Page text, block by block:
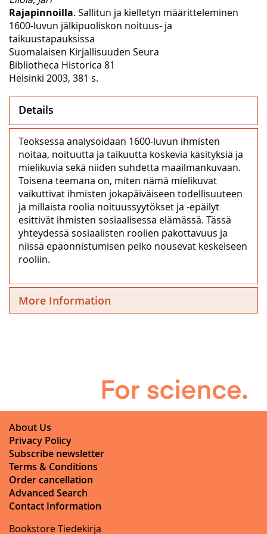
Rajapinnoilla. Sallitun ja kielletyn määritteleminen
1600-luvun jälkipuoliskon noituus- ja
taikuustapauksissa
Suomalaisen Kirjallisuuden Seura
Bibliotheca Historica 81
Helsinki 2003, 381 s.
Details
Teoksessa analysoidaan 1600-luvun ihmisten
noitaa, noituutta ja taikuutta koskevia käsityksiä ja
mielikuvia sekä niiden suhdetta maailmankuvaan.
Toisena teemana on, miten nämä mielikuvat
vaikuttivat ihmisten jokapäiväiseen todellisuuteen
ja millaista roolia noituussyytökset ja -epäilyt
esittivät ihmisten sosiaalisessa elämässä. Tässä
yhteydessä sosiaalisten roolien pakottavuus ja
niissä epäonnistumisen pelko nousevat keskeiseen
rooliin.
More Information
About Us
Privacy Policy
Subscribe newsletter
Terms & Conditions
Order cancellation
Advanced Search
Contact Information
Bookstore Tiedekirja